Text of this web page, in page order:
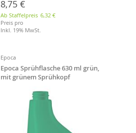
8,75 €
Ab Staffelpreis 6,32 €
Preis pro
Inkl. 19% MwSt.
Epoca
Epoca Sprühflasche 630 ml grün,
mit grünem Sprühkopf